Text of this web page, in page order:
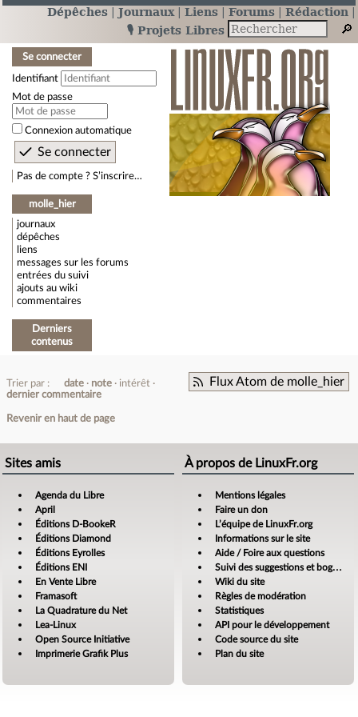
Dépêches Journaux Liens Forums
Rédaction
🎙️ Projets Libres
Se connecter
Identifiant
Mot de passe
Connexion automatique
Pas de compte ? S’inscrire…
molle_hier
journaux
dépêches
liens
messages sur les forums
entrées du suivi
ajouts au wiki
commentaires
Derniers
contenus
Flux Atom de molle_hier
Trier par : date note
intérêt
dernier commentaire
Revenir en haut de page
Sites amis
Agenda du Libre
April
Éditions D-BookeR
Éditions Diamond
Éditions Eyrolles
Éditions ENI
En Vente Libre
Framasoft
La Quadrature du Net
Lea-Linux
Open Source Initiative
Imprimerie Grafik Plus
À propos de LinuxFr.org
Mentions légales
Faire un don
L’équipe de LinuxFr.org
Informations sur le site
Aide / Foire aux questions
Suivi des suggestions et bogues
Wiki du site
Règles de modération
Statistiques
API pour le développement
Code source du site
Plan du site